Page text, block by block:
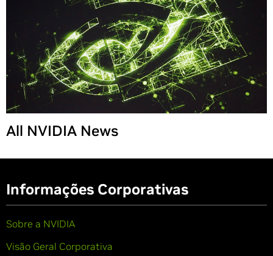
All NVIDIA News
Informações Corporativas
Sobre a NVIDIA
Visão Geral Corporativa